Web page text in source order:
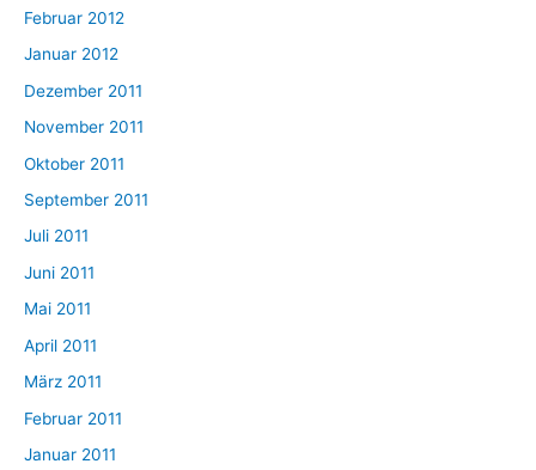
Februar 2012
Januar 2012
Dezember 2011
November 2011
Oktober 2011
September 2011
Juli 2011
Juni 2011
Mai 2011
April 2011
März 2011
Februar 2011
Januar 2011